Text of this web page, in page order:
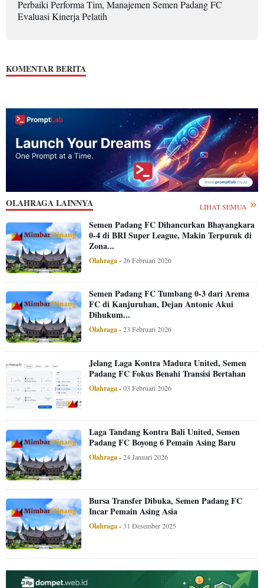
Perbaiki Performa Tim, Manajemen Semen Padang FC
Evaluasi Kinerja Pelatih
KOMENTAR BERITA
OLAHRAGA LAINNYA LIHAT SEMUA
Semen Padang FC Dihancurkan Bhayangkara
0-4 di BRI Super League, Makin Terpuruk di
Zona...
Olahraga-26 Februari 2026
Semen Padang FC Tumbang 0-3 dari Arema
FC di Kanjuruhan, Dejan Antonic Akui
Dihukum...
Olahraga-23 Februari 2026
Jelang Laga Kontra Madura United, Semen
Padang FC Fokus Benahi Transisi Bertahan
Olahraga-03 Februari 2026
Laga Tandang Kontra Bali United, Semen
Padang FC Boyong 6 Pemain Asing Baru
Olahraga-24 Januari 2026
Bursa Transfer Dibuka, Semen Padang FC
Incar Pemain Asing Asia
Olahraga-31 Desember 2025